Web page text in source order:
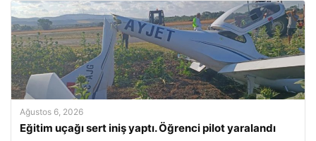
Ağustos 6, 2026
Eğitim uçağı sert iniş yaptı. Öğrenci pilot yaralandı